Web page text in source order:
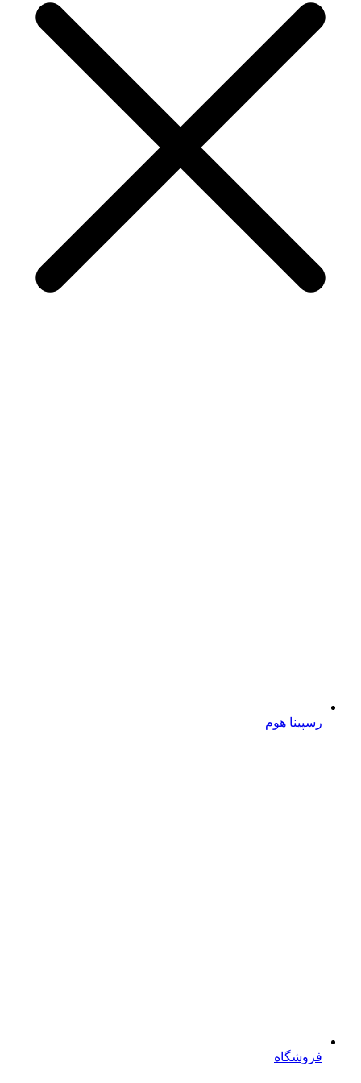
رسپینا هوم
فروشگاه